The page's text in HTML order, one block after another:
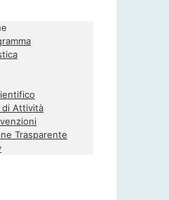
di Attività
Trasparente